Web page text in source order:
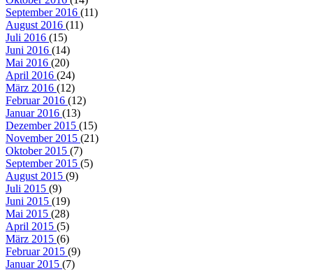
September 2016 (11)
August 2016 (11)
Juli 2016 (15)
Juni 2016 (14)
Mai 2016 (20)
April 2016 (24)
März 2016 (12)
Februar 2016 (12)
Januar 2016 (13)
Dezember 2015 (15)
November 2015 (21)
Oktober 2015 (7)
September 2015 (5)
August 2015 (9)
Juli 2015 (9)
Juni 2015 (19)
Mai 2015 (28)
April 2015 (5)
März 2015 (6)
Februar 2015 (9)
Januar 2015 (7)